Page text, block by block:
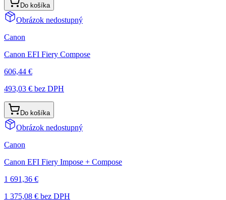
Do košíka
Obrázok nedostupný
Canon
Canon EFI Fiery Compose
606,44 €
493,03 € bez DPH
Do košíka
Obrázok nedostupný
Canon
Canon EFI Fiery Impose + Compose
1 691,36 €
1 375,08 € bez DPH